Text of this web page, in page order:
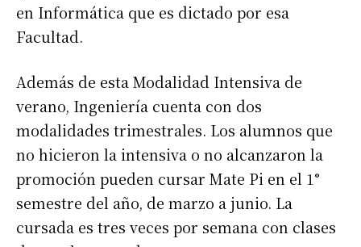
en Informática que es dictado por esa
Facultad.
Además de esta Modalidad Intensiva de
verano, Ingeniería cuenta con dos
modalidades trimestrales. Los alumnos que
no hicieron la intensiva o no alcanzaron la
promoción pueden cursar Mate Pi en el 1°
semestre del año, de marzo a junio. La
cursada es tres veces por semana con clases